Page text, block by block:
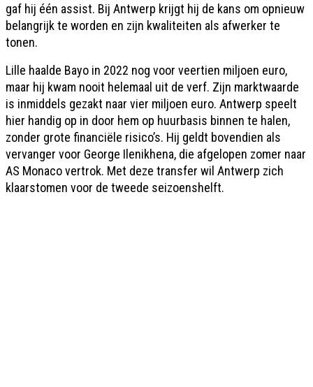
gaf hij één assist. Bij Antwerp krijgt hij de kans om opnieuw
belangrijk te worden en zijn kwaliteiten als afwerker te
tonen.
Lille haalde Bayo in 2022 nog voor veertien miljoen euro,
maar hij kwam nooit helemaal uit de verf. Zijn marktwaarde
is inmiddels gezakt naar vier miljoen euro. Antwerp speelt
hier handig op in door hem op huurbasis binnen te halen,
zonder grote financiële risico’s. Hij geldt bovendien als
vervanger voor George Ilenikhena, die afgelopen zomer naar
AS Monaco vertrok. Met deze transfer wil Antwerp zich
klaarstomen voor de tweede seizoenshelft.